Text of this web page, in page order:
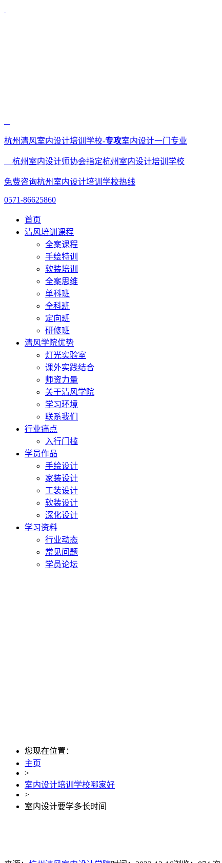
杭州清风室内设计培训学校-专攻室内设计一门专业
杭州室内设计师协会指定杭州室内设计培训学校
免费咨询杭州室内设计培训学校热线
0571-86625860
首页
清风培训课程
全案课程
手绘特训
软装培训
全案思维
单科班
全科班
定向班
研修班
清风学院优势
灯光实验室
课外实践结合
师资力量
关于清风学院
学习环境
联系我们
行业痛点
入行门槛
学员作品
手绘设计
家装设计
工装设计
软装设计
深化设计
学习资料
行业动态
常见问题
学员论坛
您现在位置：
主页
>
室内设计培训学校哪家好
>
室内设计要学多长时间